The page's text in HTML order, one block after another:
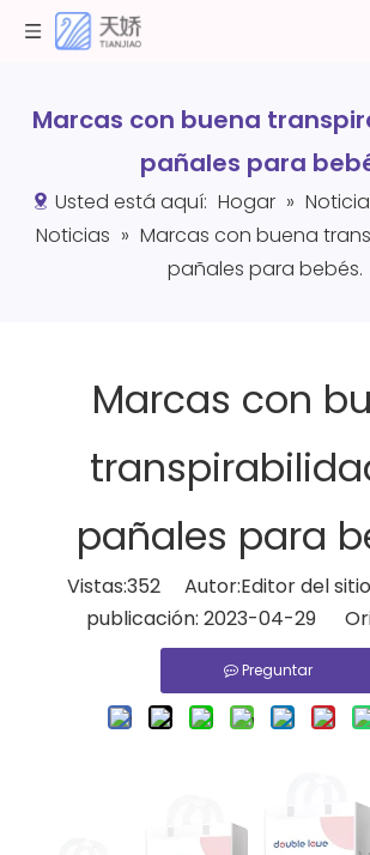
Marcas con buena
pañales para
Usted está aquí: Hogar »
Noticias » Marcas con buena
pañales para bebés.
Marcas con
pañales para
Vistas:352 Autor:Editor del
publicación: 2023-04-29
Preguntar